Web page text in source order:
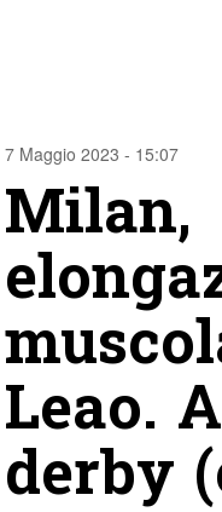
7 Maggio 2023 - 15:07
Milan,
Leao.
derby